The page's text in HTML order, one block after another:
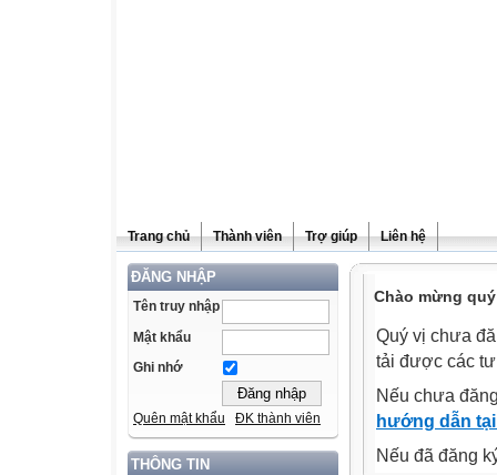
Trang chủ Thành viên Trợ giúp Liên hệ
ĐĂNG NHẬP
Tên truy nhập
Mật khẩu
Ghi nhớ
Quên mật khẩu ĐK thành viên
THÔNG TIN
Chào mừng
Quý vị chưa
tải được các
Nếu chưa
hướng dẫn
Nếu đã đăng